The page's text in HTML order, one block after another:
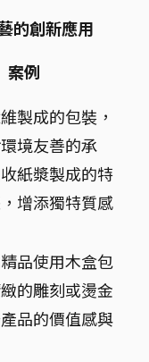
的創新應用
案例
製成的包裝，
境友善的承
紙漿製成的特
增添獨特質感
品使用木盒包
的雕刻或燙金
品的價值感與